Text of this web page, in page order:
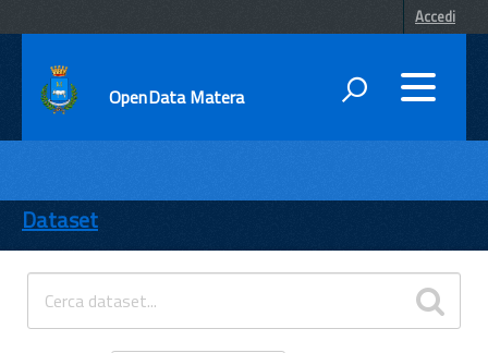
Accedi
OpenData Matera
ENTI
TEMI
INFORMAZIONI
Dataset